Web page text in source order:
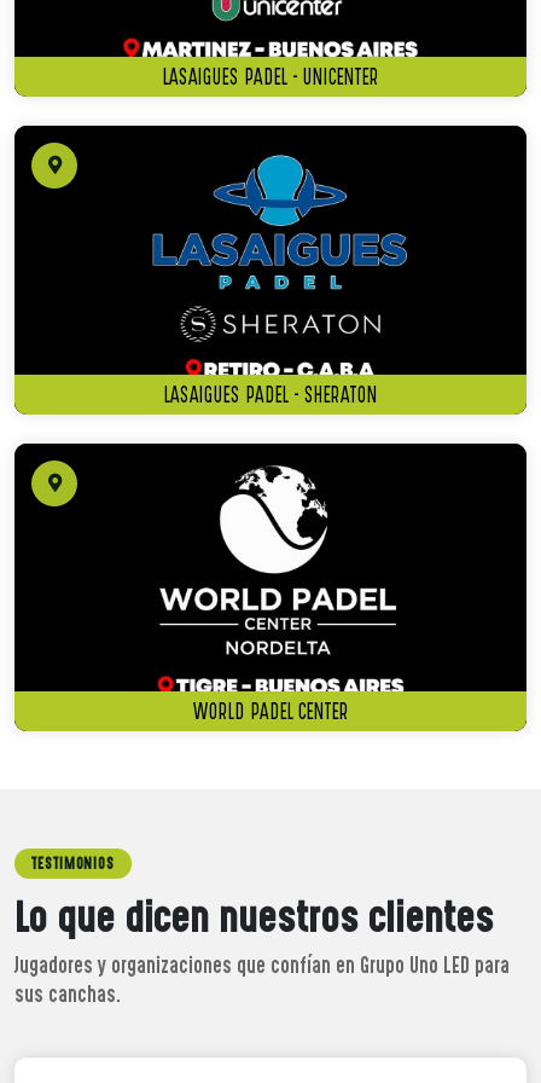
LASAIGUES PADEL - UNICENTER
LASAIGUES PADEL - SHERATON
WORLD PADEL CENTER
TESTIMONIOS
Lo que dicen nuestros clientes
Jugadores y organizaciones que confían en Grupo Uno LED para
sus canchas.